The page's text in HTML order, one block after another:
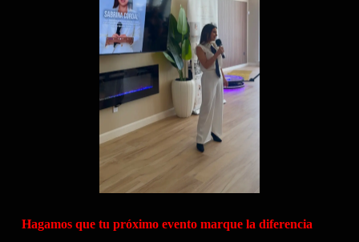
Hagamos que tu próximo evento marque la diferencia